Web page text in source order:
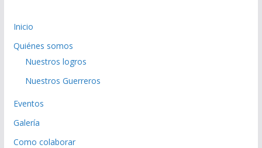
Inicio
Quiénes somos
Nuestros logros
Nuestros Guerreros
Eventos
Galería
Como colaborar